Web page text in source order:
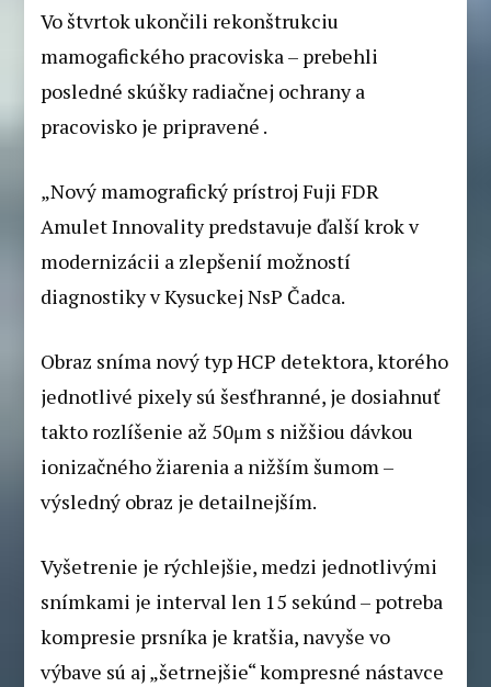
Vo štvrtok ukončili rekonštrukciu
mamogafického pracoviska – prebehli
posledné skúšky radiačnej ochrany a
pracovisko je pripravené .
„Nový mamografický prístroj Fuji FDR
Amulet Innovality predstavuje ďalší krok v
modernizácii a zlepšenií možností
diagnostiky v Kysuckej NsP Čadca.
Obraz sníma nový typ HCP detektora, ktorého
jednotlivé pixely sú šesťhranné, je dosiahnuť
takto rozlíšenie až 50μm s nižšiou dávkou
ionizačného žiarenia a nižším šumom –
výsledný obraz je detailnejším.
Vyšetrenie je rýchlejšie, medzi jednotlivými
snímkami je interval len 15 sekúnd – potreba
kompresie prsníka je kratšia, navyše vo
výbave sú aj „šetrnejšie“ kompresné nástavce